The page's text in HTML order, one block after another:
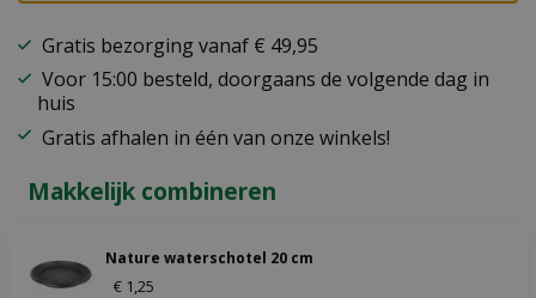
Gratis bezorging vanaf € 49,95
Voor 15:00 besteld, doorgaans de volgende dag in
huis
Gratis afhalen in één van onze winkels!
Makkelijk combineren
Nature waterschotel 20 cm
€ 1,25